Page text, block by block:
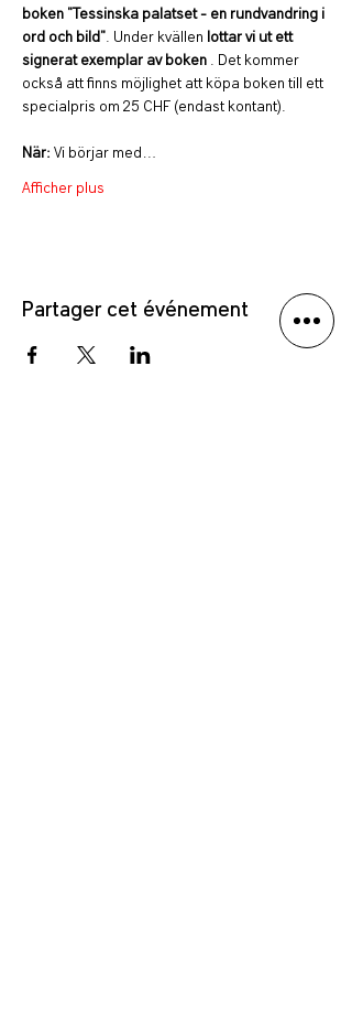
boken "Tessinska palatset - en rundvandring i
ord och bild". Under kvällen
lottar vi ut ett
signerat exemplar av boken . Det kommer
också att finns möjlighet att köpa boken till ett
specialpris om 25 CHF (endast kontant).
När: Vi börjar med…
Afficher plus
Partager cet événement